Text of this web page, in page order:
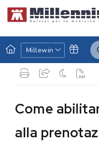
Millewin
Come
alla